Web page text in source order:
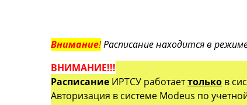
Внимание!Расписание находится в
ВНИМАНИЕ!!!
Расписание ИРТСУ работаеттолько в
Авторизация в системе Modeus по